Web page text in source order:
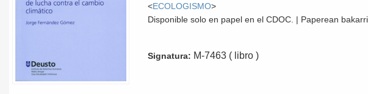
<ECOLOGISMO>
Disponible solo en papel en el CDOC. | Paperean
Signatura: M-7463 ( libro )